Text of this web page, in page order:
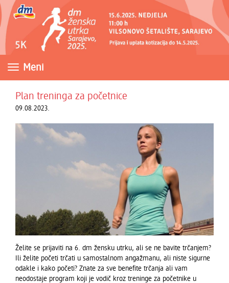
Meni
Plan treninga za početnice
09.08.2023.
Želite se prijaviti na 6. dm žensku utrku, ali se ne bavite trčanjem?
Ili želite početi trčati u samostalnom angažmanu, ali niste sigurne
odakle i kako početi? Znate za sve benefite trčanja ali vam
neodostaje program koji je vodič kroz treninge za početnike u